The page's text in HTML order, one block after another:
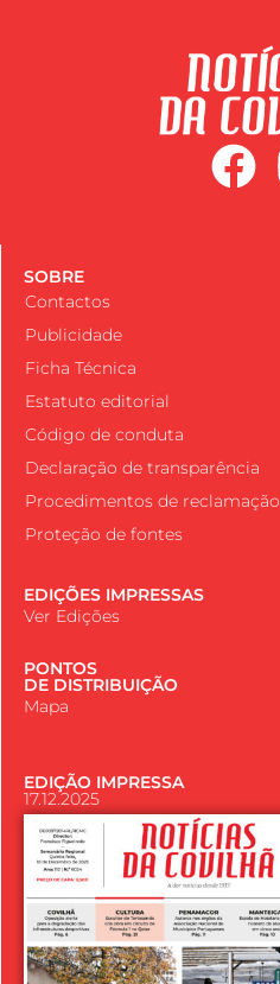
SOBRE
Contactos
Publicidade
Ficha Técnica
Estatuto editorial
Código de conduta
Declaração de transparência
Procedimentos de reclamação
Proteção de fontes
EDIÇÕES IMPRESSAS
Ver Edições
PONTOS
DE DISTRIBUIÇÃO
Mapa
EDIÇÃO IMPRESSA
17.12.2025